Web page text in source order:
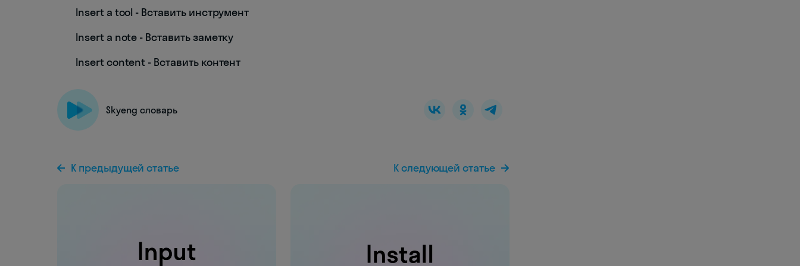
Insert a tool - Вставить инструмент
Insert a note - Вставить заметку
Insert content - Вставить контент
Skyeng словарь
К предыдущей статье К следующей статье